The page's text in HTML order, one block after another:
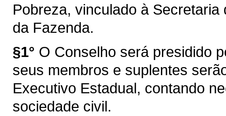
Pobreza, vinculado à Secretaria
da Fazenda.
§1° O Conselho será presidido
seus membros e suplentes
Executivo Estadual, contando
sociedade civil.